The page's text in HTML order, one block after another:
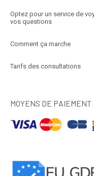
Optez pour un service de
vos questions
Comment ça marche
Tarifs des consultations
MOYENS DE PAIEMENT